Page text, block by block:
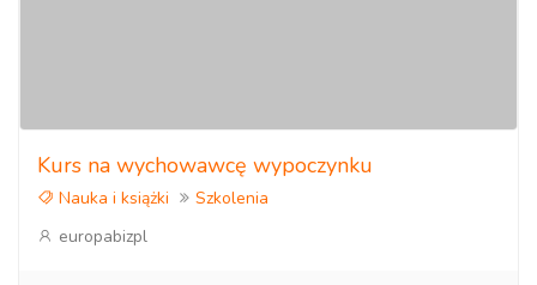
Kurs na wychowawcę wypoczynku
Nauka i książki
Szkolenia
europabizpl